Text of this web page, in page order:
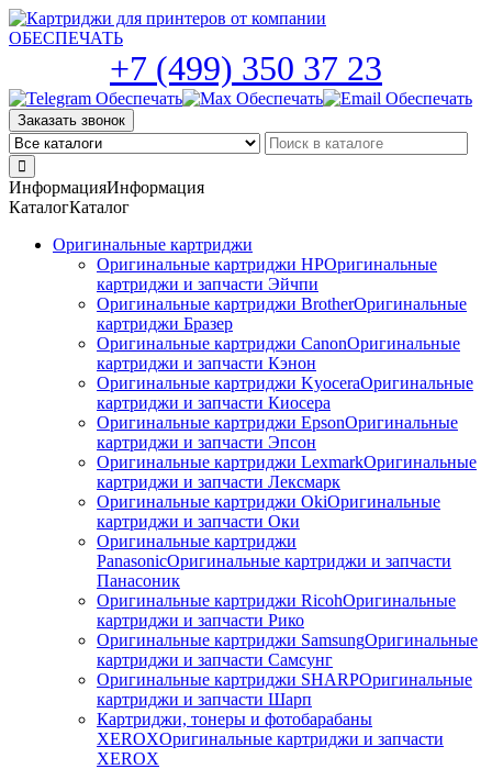
Skip
to
+7 (499) 350 37 23
Заказать звонок
ИнформацияИнформация
КаталогКаталог
Оригинальные картриджи
Оригинальные картриджи HPОригинальные
картриджи и запчасти Эйчпи
Оригинальные картриджи BrotherОригинальные
картриджи Бразер
Оригинальные картриджи CanonОригинальные
картриджи и запчасти Кэнон
Оригинальные картриджи KyoceraОригинальные
картриджи и запчасти Киосера
Оригинальные картриджи EpsonОригинальные
картриджи и запчасти Эпсон
Оригинальные картриджи LexmarkОригинальные
картриджи и запчасти Лексмарк
Оригинальные картриджи ОkiОригинальные
картриджи и запчасти Оки
Оригинальные картриджи
PanasonicОригинальные картриджи и запчасти
Панасоник
Оригинальные картриджи RicohОригинальные
картриджи и запчасти Рико
Оригинальные картриджи SamsungОригинальные
картриджи и запчасти Самсунг
Оригинальные картриджи SHARPОригинальные
картриджи и запчасти Шарп
Картриджи, тонеры и фотобарабаны
XEROXОригинальные картриджи и запчасти
XEROX